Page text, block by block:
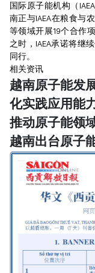
国际原子能机构（
南正与IAEA在粮食与
等领域开展19个合作
之时，IAEA承诺将继
同行。
相关资讯
越南原子能发
化实践应用能
推动原子能领
越南出台原子